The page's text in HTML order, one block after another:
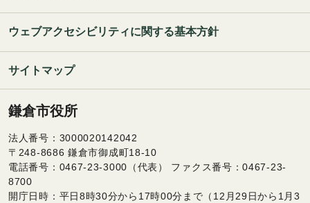
ウェブアクセシビリティに関する基本方針
サイトマップ
鎌倉市役所
法人番号：3000020142042
〒248-8686 鎌倉市御成町18-10
電話番号：0467-23-3000（代表） ファクス番号：0467-23-
8700
開庁日時：平日8時30分から17時00分まで（12月29日から1月3